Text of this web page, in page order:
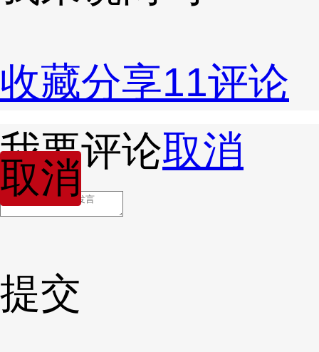
收藏分享11评论
取消
我要评论取消
提交